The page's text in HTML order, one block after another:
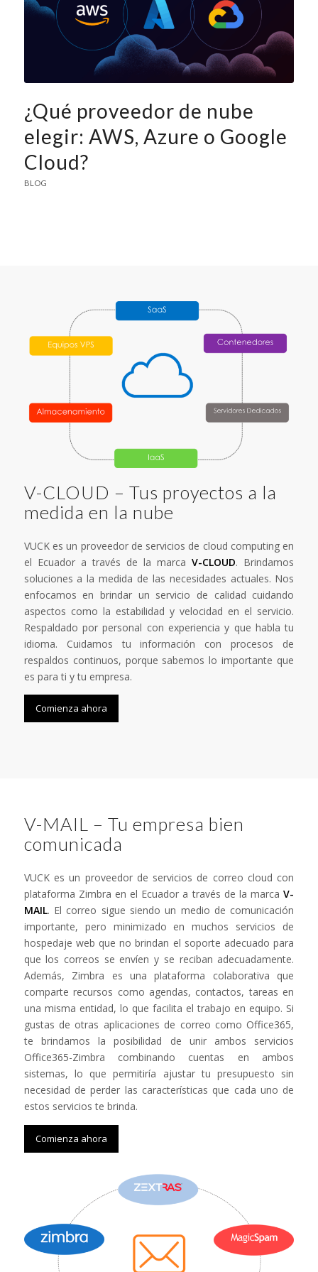
¿Qué proveedor de nube
elegir: AWS, Azure o Google
Cloud?
BLOG
V-CLOUD – Tus proyectos a la
medida en la nube
VUCK es un proveedor de servicios de cloud computing en
el Ecuador a través de la marcaV-CLOUD. Brindamos
soluciones a la medida de las necesidades actuales. Nos
enfocamos en brindar un servicio de calidad cuidando
aspectos como la estabilidad y velocidad en el servicio.
Respaldado por personal con experiencia y que habla tu
idioma. Cuidamos tu información con procesos de
respaldos continuos, porque sabemos lo importante que
es para ti y tu empresa.
Comienza ahora
V-MAIL – Tu empresa bien
comunicada
VUCK es un proveedor de servicios de correo cloud con
plataforma Zimbra en el Ecuador a través de la marcaV-
MAIL. El correo sigue siendo un medio de comunicación
importante, pero minimizado en muchos servicios de
hospedaje web que no brindan el soporte adecuado para
que los correos se envíen y se reciban adecuadamente.
Además, Zimbra es una plataforma colaborativa que
comparte recursos como agendas, contactos, tareas en
una misma entidad, lo que facilita el trabajo en equipo. Si
gustas de otras aplicaciones de correo como Office365,
te brindamos la posibilidad de unir ambos servicios
Office365-Zimbra combinando cuentas en ambos
sistemas, lo que permitiría ajustar tu presupuesto sin
necesidad de perder las características que cada uno de
estos servicios te brinda.
Comienza ahora